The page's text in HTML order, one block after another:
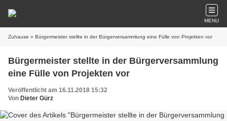
MENU
Zuhause » Bürgermeister stellte in der Bürgerversammlung eine Fülle von Projekten vor
Bürgermeister stellte in der Bürgerversammlung
eine Fülle von Projekten vor
Veröffentlicht am 16.11.2018 15:32
Von Dieter Gürz